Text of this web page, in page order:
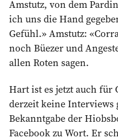
Amstutz, von dem
ich uns die Hand
Gefühl.» Amstutz:
noch Büezer und
allen Roten ­sagen.
Hart ist es jetzt auch für
derzeit keine Interviews
Bekanntgabe der
Facebook zu Wort. Er